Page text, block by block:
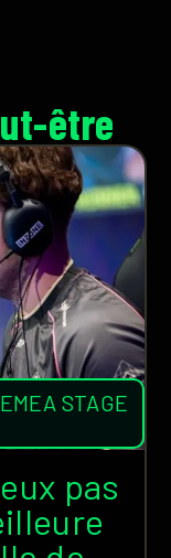
être
STAGE
pas